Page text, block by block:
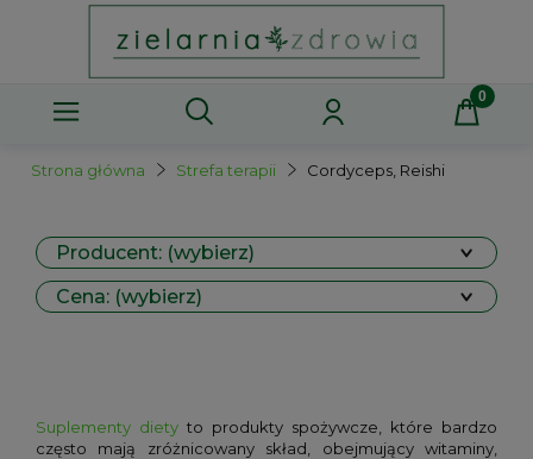
Strona główna Strefa terapii Cordyceps, Reishi
Producent: (wybierz)
Cena: (wybierz)
Suplementy diety to produkty spożywcze, które bardzo
często mają zróżnicowany skład, obejmujący witaminy,